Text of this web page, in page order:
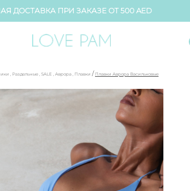
ДОСТАВКА ПРИ ЗАКАЗЕ ОТ 500 AED
, Раздельные , SALE , Аврора , Плавки / Плавки Аврора Васильковые